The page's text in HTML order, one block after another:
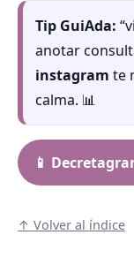
Tip GuiAda:
anotar
instagram te
calma. 📊
📱
↑ Volver al índice